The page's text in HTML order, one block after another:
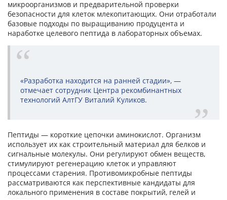
микроорганизмов и предварительной проверки
безопасности для клеток млекопитающих. Они отработали
базовые подходы по выращиванию продуцента и
наработке целевого пептида в лабораторных объемах.
«Разработка находится на ранней стадии», —
отмечает сотрудник Центра рекомбинантных
технологий АлтГУ Виталий Куликов.
Пептиды — короткие цепочки аминокислот. Организм
использует их как строительный материал для белков и
сигнальные молекулы. Они регулируют обмен веществ,
стимулируют регенерацию клеток и управляют
процессами старения. Противомикробные пептиды
рассматриваются как перспективные кандидаты для
локального применения в составе покрытий, гелей и